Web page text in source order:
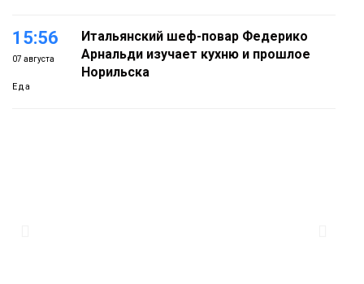
15:56
07 августа
Еда
Итальянский шеф-повар Федерико
Арнальди изучает кухню и прошлое
Норильска